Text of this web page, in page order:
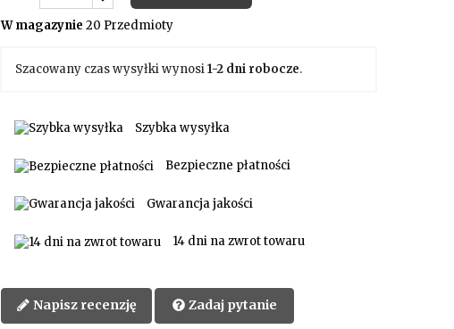
W magazynie 20 Przedmioty
Szacowany czas wysyłki wynosi1-2 dni robocze.
Szybka wysyłka
Bezpieczne płatności
Gwarancja jakości
14 dni na zwrot towaru
Napisz recenzję Zadaj pytanie